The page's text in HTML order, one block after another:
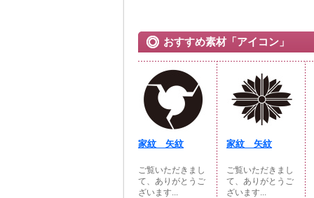
おすすめ素材「アイコン」
家紋 矢紋
ご覧いただきまし
て、ありがとうご
ざいます...
家紋 矢紋
ご覧いただきまし
て、ありがとうご
ざいます...